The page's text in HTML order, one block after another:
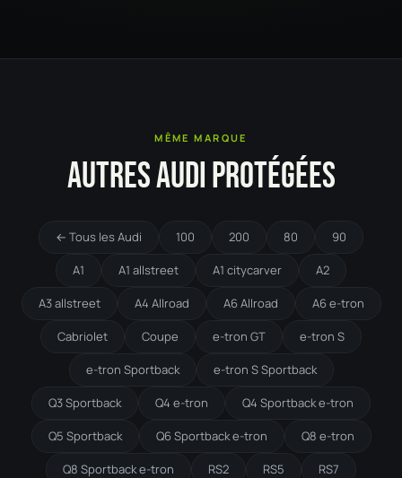
MÊME MARQUE
AUTRES AUDI PROTÉGÉES
← Tous les Audi 100 200 80 90
A1 A1 allstreet A1 citycarver A2
A3 allstreet A4 Allroad A6 Allroad A6 e-tron
Cabriolet Coupe e-tron GT e-tron S
e-tron Sportback e-tron S Sportback
Q3 Sportback Q4 e-tron Q4 Sportback e-tron
Q5 Sportback Q6 Sportback e-tron Q8 e-tron
Q8 Sportback e-tron RS2 RS5 RS7